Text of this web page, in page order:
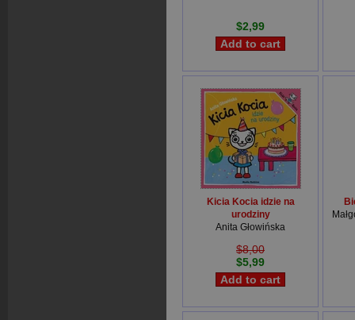
$2,99
Kicia Kocia idzie na
urodziny
Anita Głowińska
$8,00
$5,99